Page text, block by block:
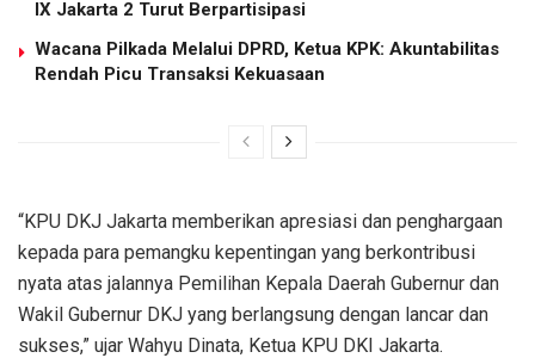
IX Jakarta 2 Turut Berpartisipasi
Wacana Pilkada Melalui DPRD, Ketua KPK: Akuntabilitas
Rendah Picu Transaksi Kekuasaan
“KPU DKJ Jakarta memberikan apresiasi dan penghargaan
kepada para pemangku kepentingan yang berkontribusi
nyata atas jalannya Pemilihan Kepala Daerah Gubernur dan
Wakil Gubernur DKJ yang berlangsung dengan lancar dan
sukses,” ujar Wahyu Dinata, Ketua KPU DKI Jakarta.